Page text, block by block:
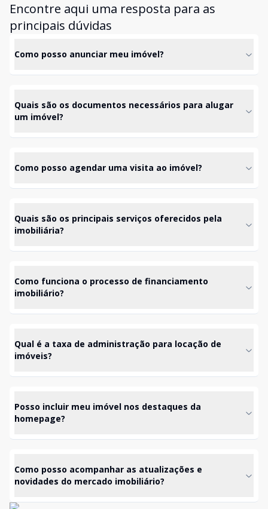
Encontre aqui uma resposta para as
principais dúvidas
Como posso anunciar meu imóvel?
Quais são os documentos necessários para alugar
um imóvel?
Como posso agendar uma visita ao imóvel?
Quais são os principais serviços oferecidos pela
imobiliária?
Como funciona o processo de financiamento
imobiliário?
Qual é a taxa de administração para locação de
imóveis?
Posso incluir meu imóvel nos destaques da
homepage?
Como posso acompanhar as atualizações e
novidades do mercado imobiliário?